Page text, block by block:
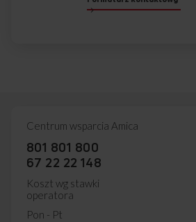
Centrum wsparcia Amica
801 801 800
67 22 22 148
Koszt wg stawki
operatora
Pon - Pt